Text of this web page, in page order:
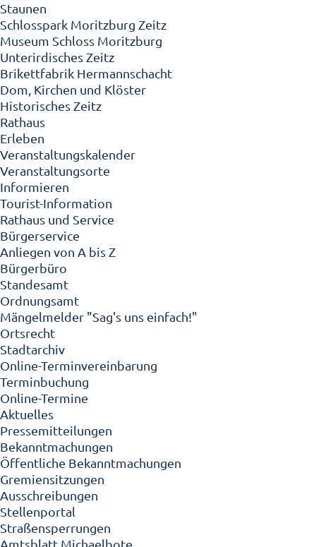
Staunen
Schlosspark Moritzburg Zeitz
Museum Schloss Moritzburg
Unterirdisches Zeitz
Brikettfabrik Hermannschacht
Dom, Kirchen und Klöster
Historisches Zeitz
Rathaus
Erleben
Veranstaltungskalender
Veranstaltungsorte
Informieren
Tourist-Information
Rathaus und Service
Bürgerservice
Anliegen von A bis Z
Bürgerbüro
Standesamt
Ordnungsamt
Mängelmelder "Sag's uns einfach!"
Ortsrecht
Stadtarchiv
Online-Terminvereinbarung
Terminbuchung
Online-Termine
Aktuelles
Pressemitteilungen
Bekanntmachungen
Öffentliche Bekanntmachungen
Gremiensitzungen
Ausschreibungen
Stellenportal
Straßensperrungen
Amtsblatt Michaelbote